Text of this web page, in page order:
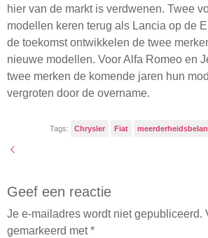
hier van de markt is verdwenen. Twee
modellen keren terug als Lancia op de
de toekomst ontwikkelen de twee
nieuwe modellen. Voor Alfa Romeo en
twee merken de komende jaren hun
vergroten door de overname.
Tags: Chrysler Fiat
Geef een reactie
Je e-mailadres wordt niet gepubliceerd.
gemarkeerd met*